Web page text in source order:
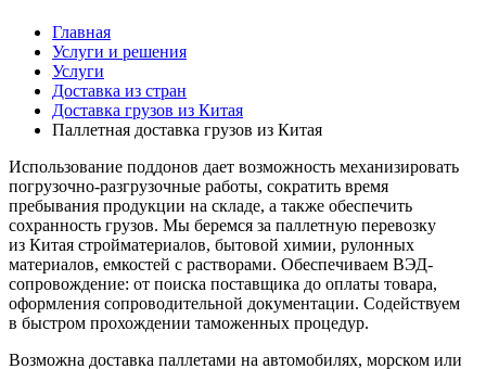
Главная
Услуги и решения
Услуги
Доставка из стран
Доставка грузов из Китая
Паллетная доставка грузов из Китая
Использование поддонов дает возможность механизировать
погрузочно-разгрузочные работы, сократить время
пребывания продукции на складе, а также обеспечить
сохранность грузов. Мы беремся за паллетную перевозку
из Китая стройматериалов, бытовой химии, рулонных
материалов, емкостей с растворами. Обеспечиваем ВЭД-
сопровождение: от поиска поставщика до оплаты товара,
оформления сопроводительной документации. Содействуем
в быстром прохождении таможенных процедур.
Возможна доставка паллетами на автомобилях, морском или